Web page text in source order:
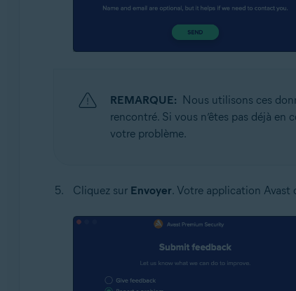
REMARQUE: Nous utilisons ces
rencontré. Si vous n’êtes pas déjà en
votre problème.
Cliquez sur Envoyer. Votre application Avast